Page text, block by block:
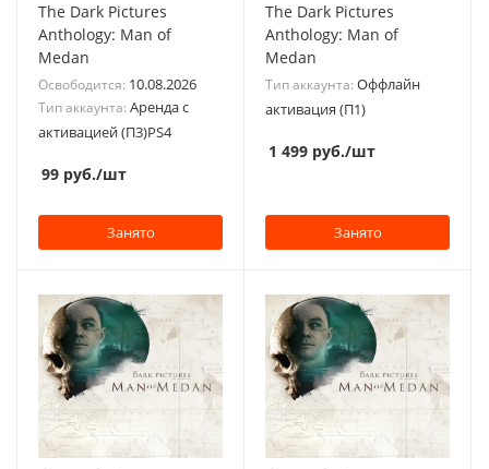
The Dark Pictures
Anthology: Man of
Medan
Освободится: 10.08.2026
Тип аккаунта: Аренда с
активацией (П3)PS4
99 руб./шт
Занято
The Dark Pictures
Anthology: Man of
Medan
Тип аккаунта: Оффлайн
активация (П1)
1 499 руб./шт
Занято